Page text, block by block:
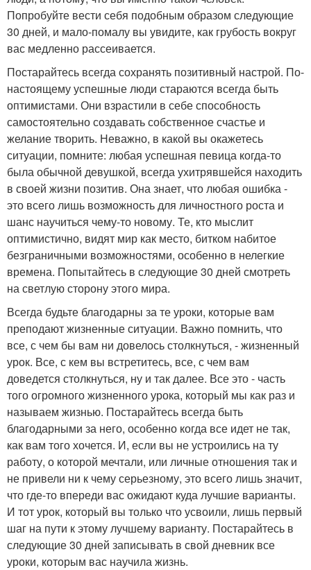
Попробуйте вести себя подобным образом следующие
30 дней, и мало-помалу вы увидите, как грубость вокруг
вас медленно рассеивается.
Постарайтесь всегда сохранять позитивный настрой. По-
настоящему успешные люди стараются всегда быть
оптимистами. Они взрастили в себе способность
самостоятельно создавать собственное счастье и
желание творить. Неважно, в какой вы окажетесь
ситуации, помните: любая успешная певица когда-то
была обычной девушкой, всегда ухитрявшейся находить
в своей жизни позитив. Она знает, что любая ошибка -
это всего лишь возможность для личностного роста и
шанс научиться чему-то новому. Те, кто мыслит
оптимистично, видят мир как место, битком набитое
безграничными возможностями, особенно в нелегкие
времена. Попытайтесь в следующие 30 дней смотреть
на светлую сторону этого мира.
Всегда будьте благодарны за те уроки, которые вам
преподают жизненные ситуации. Важно помнить, что
все, с чем бы вам ни довелось столкнуться, - жизненный
урок. Все, с кем вы встретитесь, все, с чем вам
доведется столкнуться, ну и так далее. Все это - часть
того огромного жизненного урока, который мы как раз и
называем жизнью. Постарайтесь всегда быть
благодарными за него, особенно когда все идет не так,
как вам того хочется. И, если вы не устроились на ту
работу, о которой мечтали, или личные отношения так и
не привели ни к чему серьезному, это всего лишь значит,
что где-то впереди вас ожидают куда лучшие варианты.
И тот урок, который вы только что усвоили, лишь первый
шаг на пути к этому лучшему варианту. Постарайтесь в
следующие 30 дней записывать в свой дневник все
уроки, которым вас научила жизнь.